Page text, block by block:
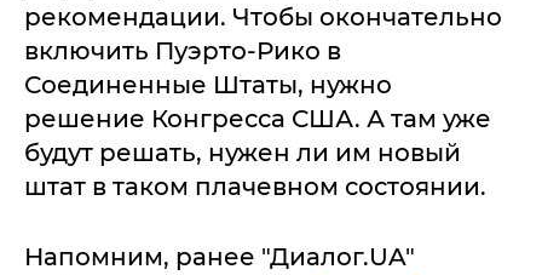
рекомендации. Чтобы окончательно
включить Пуэрто-Рико в
Соединенные Штаты, нужно
решение Конгресса США. А там уже
будут решать, нужен ли им новый
штат в таком плачевном состоянии.
Напомним, ранее "Диалог.UA"